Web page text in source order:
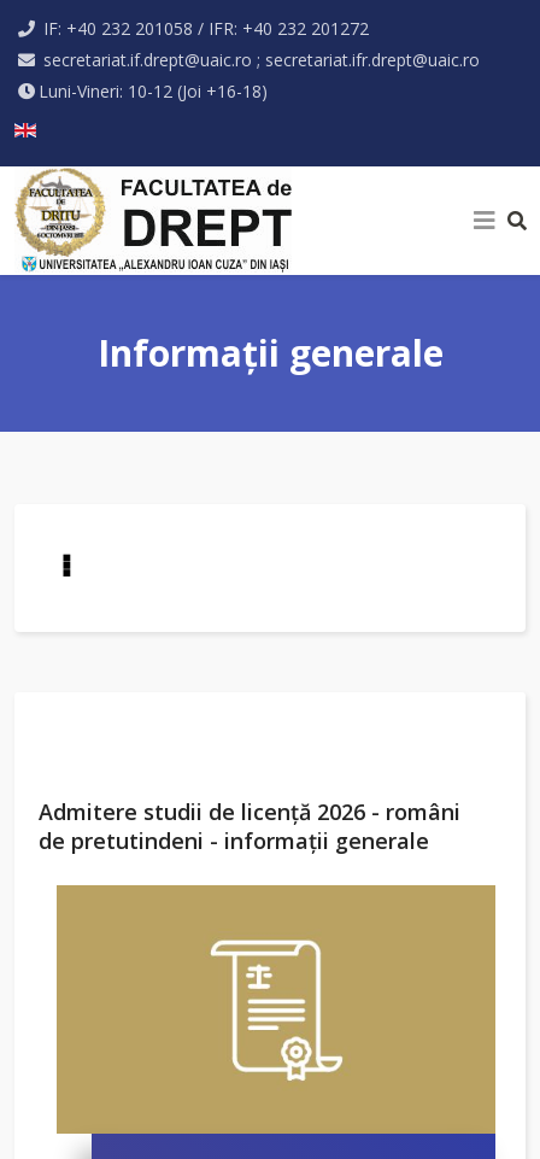
IF: +40 232 201058 / IFR: +40 232 201272
secretariat.if.drept@uaic.ro ; secretariat.ifr.drept@uaic.ro
Luni-Vineri: 10-12 (Joi +16-18)
Informaţii generale
Admitere studii de licenţă 2026 - români
de pretutindeni - informaţii generale